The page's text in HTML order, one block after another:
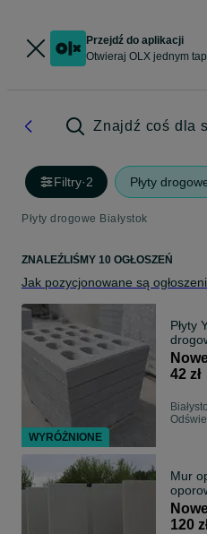
Przejdź do aplikacji
Otwieraj OLX jednym
Znajdź coś dla
Filtry·2 Płyty
Płyty drogowe Białystok
ZNALEŹLIŚMY 10 OGŁOSZEŃ
Jak pozycjonowane są
Płyty
42 zł
Mur
- 520
120
WYRÓŻNIONE